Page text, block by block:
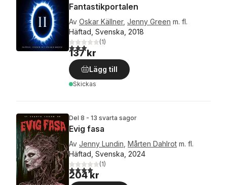
Fantastikportalen
Av Oskar Källner, Jenny Green m. fl.
Häftad, Svenska, 2018
3,0utav 5 stjärnor. Totalt antal röster:
(1)
137 kr
Lägg till
Skickas
Del 8 - 13 svarta sagor
Evig fasa
Av Jenny Lundin Mårten Dahlrot m. fl.
Häftad, Svenska, 2024
4,0utav 5 stjärnor. Totalt antal röster:
(1)
204 kr